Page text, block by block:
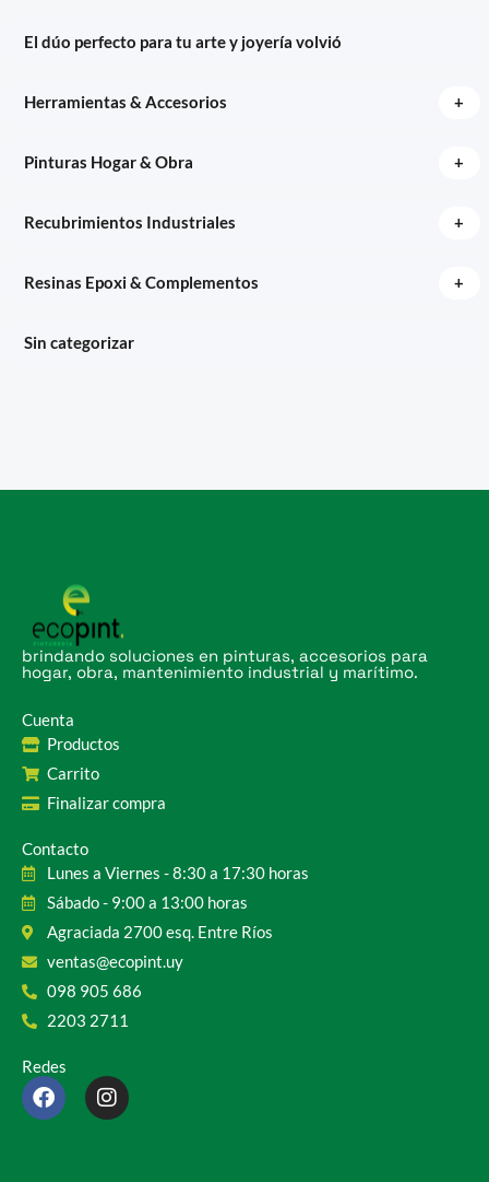
El dúo perfecto para tu arte y joyería volvió
Herramientas & Accesorios +
Pinturas Hogar & Obra +
Recubrimientos Industriales +
Resinas Epoxi & Complementos +
Sin categorizar
brindando soluciones en pinturas, accesorios para
hogar, obra, mantenimiento industrial y marítimo.
Cuenta
Productos
Carrito
Finalizar compra
Contacto
Lunes a Viernes - 8:30 a 17:30 horas
Sábado - 9:00 a 13:00 horas
Agraciada 2700 esq. Entre Ríos
ventas@ecopint.uy
098 905 686
2203 2711
Redes
F
a
I
n